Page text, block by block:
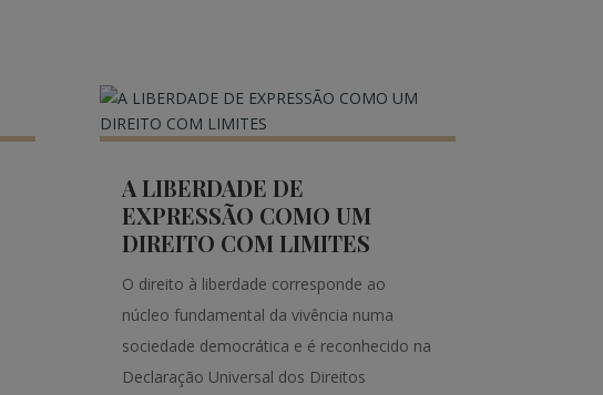
A LIBERDADE DE
EXPRESSÃO COMO UM
DIREITO COM LIMITES
O direito à liberdade corresponde ao
núcleo fundamental da vivência numa
sociedade democrática e é reconhecido na
Declaração Universal dos Direitos